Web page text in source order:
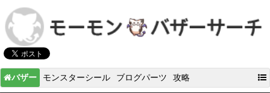
バザー モンスターシール ブログパーツ 攻略